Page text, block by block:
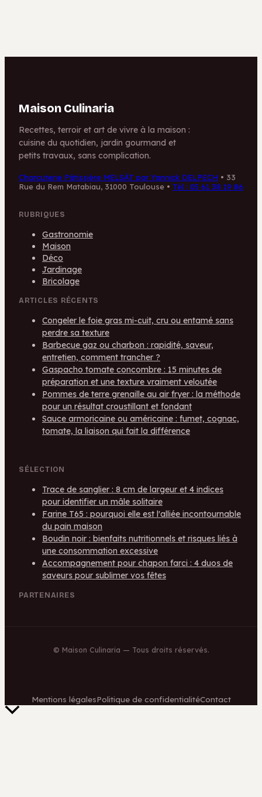
Maison Culinaria
Recettes, terroir et art de vivre à la maison :
cuisine du quotidien, jardin gourmand et
petits travaux, sans complication.
Charcuterie Pâtissière MELSÀT par Yannick DELPECH • 33
Rue du Rem Matabiau, 31000 Toulouse • Tél : 05 61 38 19 86
RUBRIQUES
Gastronomie
Maison
Déco
Jardinage
Bricolage
ARTICLES RÉCENTS
Congeler le foie gras mi-cuit, cru ou entamé sans
perdre sa texture
Barbecue gaz ou charbon : rapidité, saveur,
entretien, comment trancher ?
Gaspacho tomate concombre : 15 minutes de
préparation et une texture vraiment veloutée
Pommes de terre grenaille au air fryer : la méthode
pour un résultat croustillant et fondant
Sauce armoricaine ou américaine : fumet, cognac,
tomate, la liaison qui fait la différence
SÉLECTION
Trace de sanglier : 8 cm de largeur et 4 indices
pour identifier un mâle solitaire
Farine T65 : pourquoi elle est l'alliée incontournable
du pain maison
Boudin noir : bienfaits nutritionnels et risques liés à
une consommation excessive
Accompagnement pour chapon farci : 4 duos de
saveurs pour sublimer vos fêtes
PARTENAIRES
© Maison Culinaria — Tous droits réservés.
Mentions légalesPolitique de confidentialitéContact